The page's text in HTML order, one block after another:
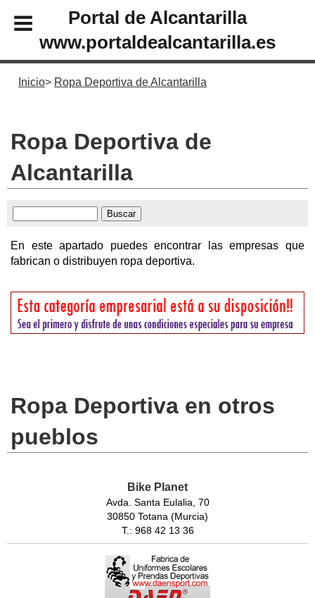
Portal de Alcantarilla
www.portaldealcantarilla.es
Inicio Ropa Deportiva de Alcantarilla
Ropa Deportiva de
Alcantarilla
En este apartado puedes encontrar las empresas que
fabrican o distribuyen ropa deportiva.
Ropa Deportiva en otros
pueblos
Bike Planet
Avda. Santa Eulalia, 70
30850 Totana (Murcia)
T.: 968 42 13 36